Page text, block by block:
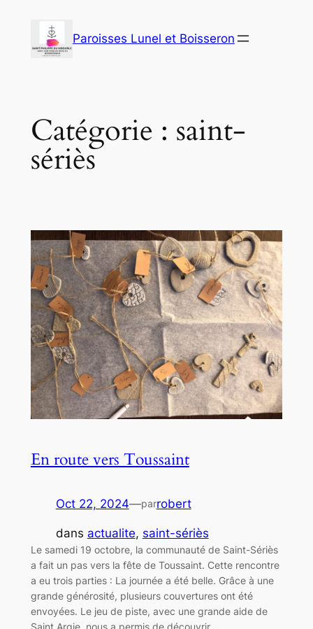
contenu
Paroisses Lunel et Boisseron
Catégorie : saint-
sériès
En route vers Toussaint
Oct 22, 2024—parrobert
dans actualite, saint-sériès
Le samedi 19 octobre, la communauté de Saint-Sériès
a fait un pas vers la fête de Toussaint. Cette rencontre
a eu trois parties : La journée a été belle. Grâce à une
grande générosité, plusieurs couvertures ont été
envoyées. Le jeu de piste, avec une grande aide de